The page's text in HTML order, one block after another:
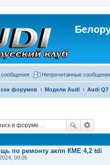
Непрочитанные
форумов Модели Audi Audi Q7
по ремонту акпп КМЕ 4,2 tdi
09:05